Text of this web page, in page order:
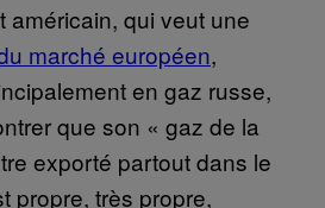
américain, qui veut une
marché européen,
en gaz russe,
que son « gaz de la
exporté partout dans le
propre, très propre,